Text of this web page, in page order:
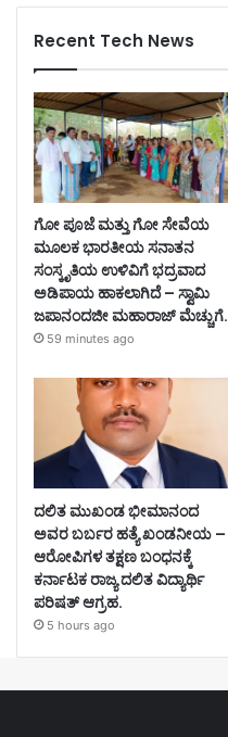
Recent Tech News
ಗೋ ಪೂಜೆ ಮತ್ತು ಗೋ ಸೇವೆಯ
ಮೂಲಕ ಭಾರತೀಯ ಸನಾತನ
ಸಂಸ್ಕೃತಿಯ ಉಳಿವಿಗೆ ಭದ್ರವಾದ
ಅಡಿಪಾಯ ಹಾಕಲಾಗಿದೆ – ಸ್ವಾಮಿ
ಜಪಾನಂದಜೀ ಮಹಾರಾಜ್ ಮೆಚ್ಚುಗೆ.
59 minutes ago
ದಲಿತ ಮುಖಂಡ ಭೀಮಾನಂದ
ಅವರ ಬರ್ಬರ ಹತ್ಯೆ ಖಂಡನೀಯ –
ಆರೋಪಿಗಳ ತಕ್ಷಣ ಬಂಧನಕ್ಕೆ
ಕರ್ನಾಟಕ ರಾಜ್ಯ ದಲಿತ ವಿದ್ಯಾರ್ಥಿ
ಪರಿಷತ್ ಆಗ್ರಹ.
5 hours ago